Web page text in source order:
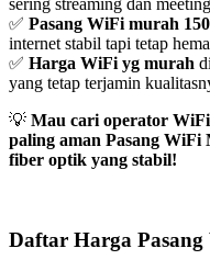
sering streaming dan
✅ Pasang WiFi murah
internet stabil tapi tetap
✅ Harga WiFi yg murah
yang tetap terjamin
💡 Mau cari operator
paling aman Pasang
fiber optik yang stabil!
Daftar Harga